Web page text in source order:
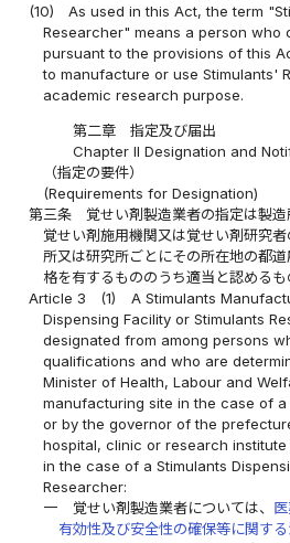
(10)
As used in this Act, the term
Researcher" means a person who
pursuant to the provisions of this
to manufacture or use Stimulants'
academic research purpose.
第二章 指定及び届出
Chapter II Designation and
（指定の要件）
(Requirements for Designation)
第三条
覚せい剤製造業者の指定は製造
覚せい剤施用機関又は覚せい剤研究
所又は研究所ごとにその所在地の都
格を有するもののうち適当と認めるも
Article 3
(1)
A Stimulants
Dispensing Facility or Stimulants
designated from among persons
qualifications and who are
Minister of Health, Labour and
manufacturing site in the case of
or by the governor of the
hospital, clinic or research
in the case of a Stimulants
Researcher:
一
覚せい剤製造業者については、
有効性及び安全性の確保等に関す